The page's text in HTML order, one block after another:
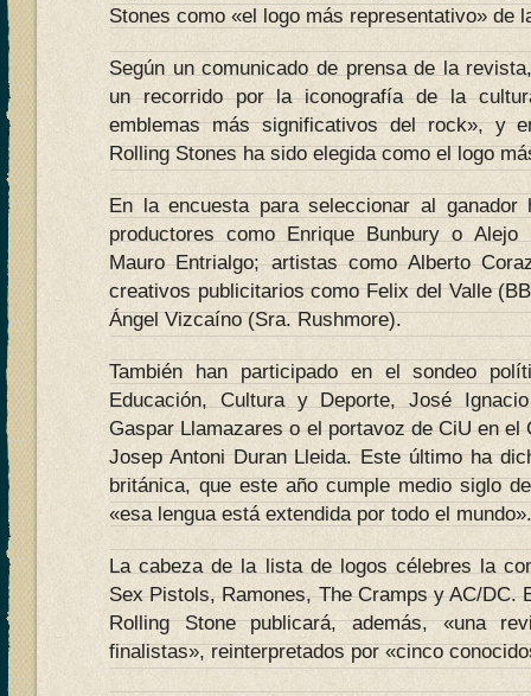
Stones como «el logo más representativo» de
Según un comunicado de prensa de la
un recorrido por la iconografía de la
emblemas más significativos del rock», y
Rolling Stones ha sido elegida como el logo
En la encuesta para seleccionar al ganador
productores como Enrique Bunbury o Alejo
Mauro Entrialgo; artistas como Alberto
creativos publicitarios como Felix del Valle
Ángel Vizcaíno (Sra. Rushmore).
También han participado en el sondeo
Educación, Cultura y Deporte, José
Gaspar Llamazares o el portavoz de CiU en el
Josep Antoni Duran Lleida. Este último ha
británica, que este año cumple medio siglo
«esa lengua está extendida por todo el mundo».
La cabeza de la lista de logos célebres la
Sex Pistols, Ramones, The Cramps y AC/DC.
Rolling Stone publicará, además, «una
finalistas», reinterpretados por «cinco